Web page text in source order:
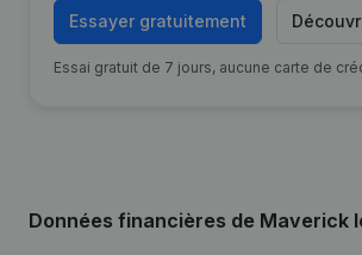
Essayer gratuitement
Essai gratuit de 7 jours, aucune carte de
Données financières de Maverick